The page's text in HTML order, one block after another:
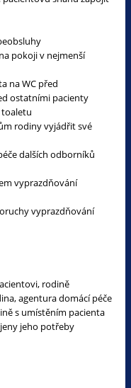
pokoji v nejmenší
na WC před
ostatními pacienty
rodiny vyjádřit své
dalších odborníků
vyprazdňování
vyprazdňování
rodině
agentura domácí péče
s umístěním pacienta
jeho potřeby